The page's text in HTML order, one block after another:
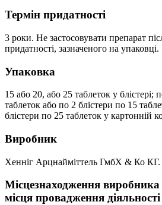
Термін придатності
3 роки. Не застосовувати препарат
придатності, зазначеного на упаковці.
Упаковка
15 або 20, або 25 таблеток у блістері;
таблеток або по 2 блістери по 15
блістери по 25 таблеток у картонній
Виробник
Хенніг Арцнайміттель ГмбХ & Ко КГ.
Місцезнаходження виробника
місця провадження діяльності